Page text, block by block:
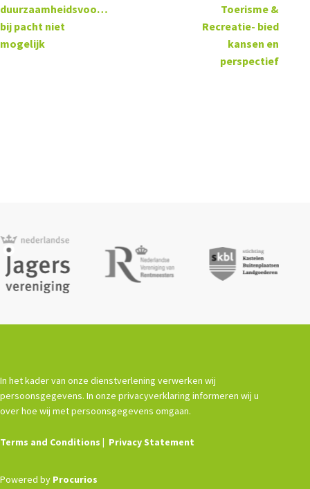
duurzaamheidsvoorwaarden
bij pacht niet
mogelijk
Toerisme &
Recreatie- bied
kansen en
perspectief
In het kader van onze dienstverlening verwerken wij
persoonsgegevens. In onze privacyverklaring informeren wij u
over hoe wij met persoonsgegevens omgaan.
Terms and Conditions Privacy Statement
Powered by Procurios